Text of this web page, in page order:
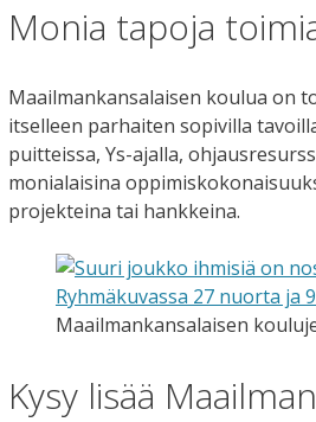
Monia tapoja
Maailmankansalaisen koulua on
itselleen parhaiten sopivilla
puitteissa, Ys-ajalla,
monialaisina
projekteina tai hankkeina.
Maailmankansalaisen
Kysy lisää